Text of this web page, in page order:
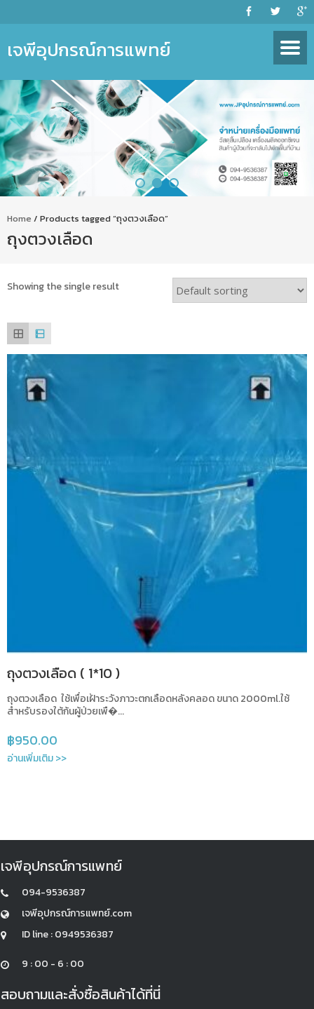
เจพีอุปกรณ์การแพทย์
Home / Products tagged “ถุงตวงเลือด”
ถุงตวงเลือด
Showing the single result
ถุงตวงเลือด ( 1*10 )
ถุงตวงเลือด ใช้เพื่อเฝ้าระวังภาวะตกเลือดหลังคลอด ขนาด 2000ml.ใช้
สำหรับรองใต้ก้นผู้ป่วยเพื�...
฿950.00
อ่านเพิ่มเติม >>
เจพีอุปกรณ์การแพทย์
094-9536387
เจพีอุปกรณ์การแพทย์.com
ID line : 0949536387
9 : 00 - 6 : 00
สอบถามและสั่งซื้อสินค้าได้ที่นี่